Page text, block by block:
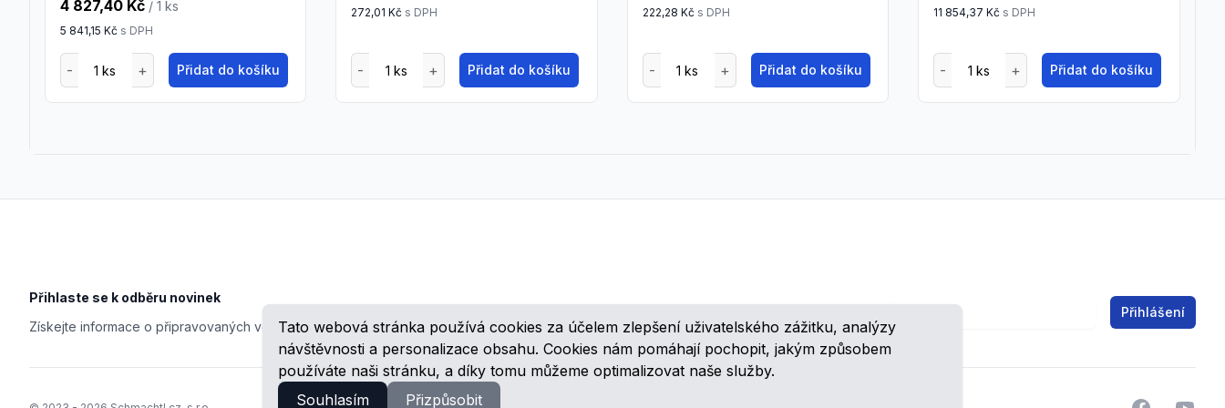
Tato webová stránka používá cookies za účelem zlepšení uživatelského zážitku, analýzy
návštěvnosti a personalizace obsahu. Cookies nám pomáhají pochopit, jakým způsobem
používáte naši stránku, a díky tomu můžeme optimalizovat naše služby.
Souhlasím
Přizpůsobit
4 827,40 Kč / 1 ks
5 841,15 Kč s DPH
Přidat do košíku
272,01 Kč s DPH
Přidat do košíku
222,28 Kč s DPH
Přidat do košíku
11 854,37 Kč s DPH
Přidat do košíku
Přihlaste se k odběru novinek
Získejte informace o připravovaných veletrzích, školeních, novinkách, speciálních cenových nabídkách a různých zajímavých akcích.
Email address Přihlášení